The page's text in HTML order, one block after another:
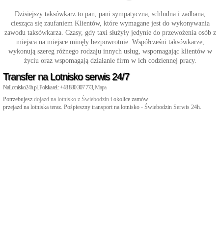
Dzisiejszy taksówkarz to pan, pani sympatyczna, schludna i zadbana,
ciesząca się zaufaniem Klientów, które wymagane jest do wykonywania
zawodu taksówkarza. Czasy, gdy taxi służyły jedynie do przewożenia osób z
miejsca na miejsce minęły bezpowrotnie. Współcześni taksówkarze,
wykonują szereg różnego rodzaju innych usług, wspomagając klientów w
życiu oraz wspomagają działanie firm w ich codziennej pracy.
Transfer na Lotnisko serwis 24/7
NaLotnisko24h.pl, Polska tel.: +48 880 307 773,Mapa
Potrzebujesz dojazd na lotnisko z Świebodzin i okolice zamów
przejazd na lotniska teraz. Pośpieszny transport na lotnisko - Świebodzin Serwis 24h.